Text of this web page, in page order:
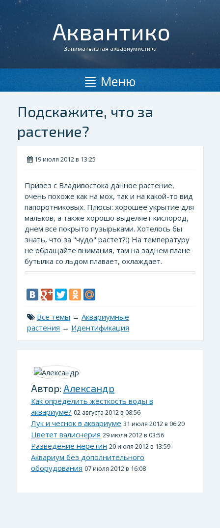
Аквантико
Занимательная аквариумистика
Меню
Подскажите, что за
растение?
19 июля 2012 в 13:25
Привез с Владивостока данное растение,
очень похоже как на мох, так и на какой-то вид
папоротниковых. Плюсы: хорошее укрытие для
мальков, а также хорошо выделяет кислород,
днем все покрыто пузырьками. Хотелось бы
знать, что за "чудо" растет?:) На температуру
не обращайте внимания, там на заднем плане
бутылка со льдом плавает, охлаждает.
Все темы → Аквариумные
растения → Идентификация
Автор: Александр
Как определить жесткость воды в
аквариуме? 02 августа 2012 в 08:56
Лук и чеснок в аквариуме 31 июля 2012 в 06:20
Цветет валиснерия 29 июля 2012 в 03:56
Разведение неретин 20 июля 2012 в 13:59
Аквариум без дополнительного
оборудования 07 июля 2012 в 16:08